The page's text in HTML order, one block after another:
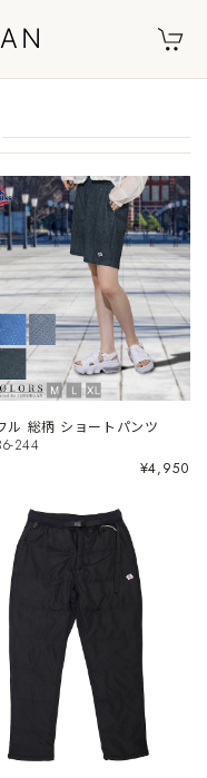
ル 総柄 ショートパンツ
244
¥4,950